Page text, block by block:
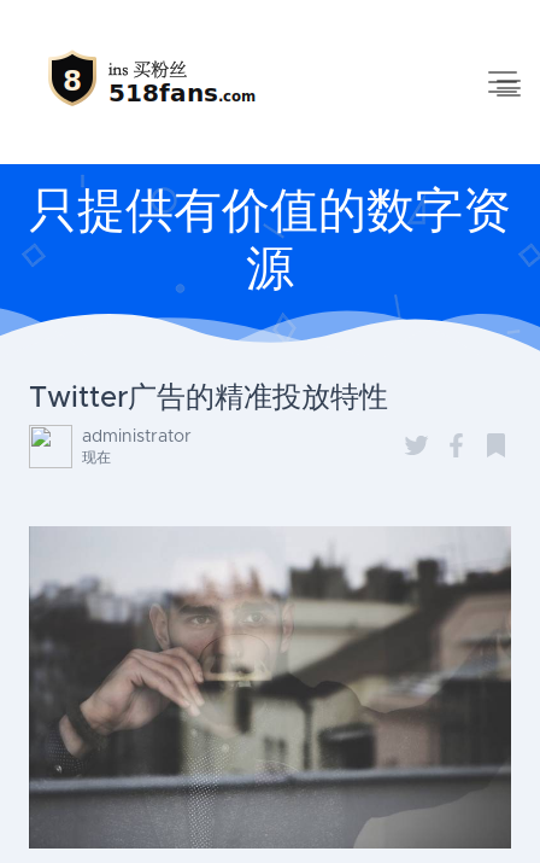
只提供有价值的数字资
源
Twitter广告的精准投放特性
administrator
现在